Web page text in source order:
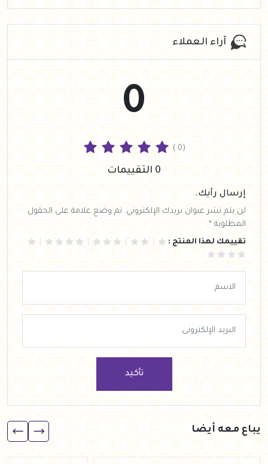
آراء العملاء
0
( 0)
0 التقييمات
إرسال رأيك.
لن يتم نشر عنوان بريدك الإلكتروني. تم وضع علامة على الحقول
المطلوبة *
تقييمك لهذا المنتج :
تأكيد
يباع معه أيضا